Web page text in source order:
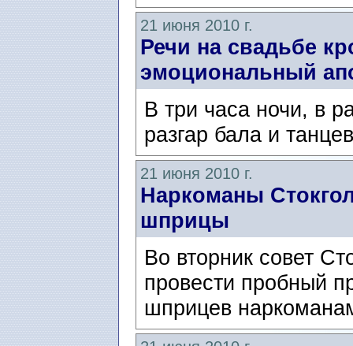
21 июня 2010 г.
Речи на свадьбе
эмоциональный
В три часа ночи, в
разгар бала и
21 июня 2010 г.
Наркоманы
шприцы
Во вторник совет
провести пробный
шприцев